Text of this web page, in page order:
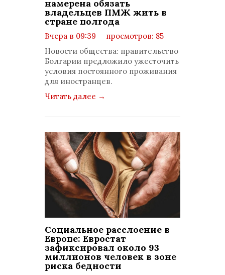
намерена обязать
владельцев ПМЖ жить в
стране полгода
Вчера в 09:39
просмотров: 85
комментариев: 0
Новости общества: правительство
Болгарии предложило ужесточить
условия постоянного проживания
для иностранцев.
Читать далее →
Социальное расслоение в
Европе: Евростат
зафиксировал около 93
миллионов человек в зоне
риска бедности